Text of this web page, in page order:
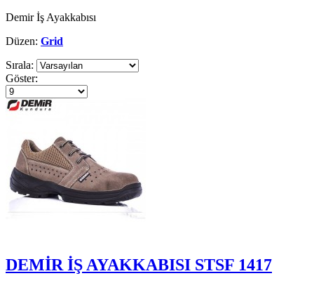
Demir İş Ayakkabısı
Düzen: Grid
Sırala:
Göster:
DEMİR İŞ AYAKKABISI STSF 1417